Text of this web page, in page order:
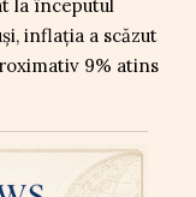
la începutul
inflația a scăzut
9% atins